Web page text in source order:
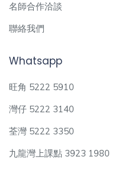
名師合作洽談
聯絡我們
Whatsapp
旺角 5222 5910
灣仔 5222 3140
荃灣 5222 3350
九龍灣上課點 3923 1980